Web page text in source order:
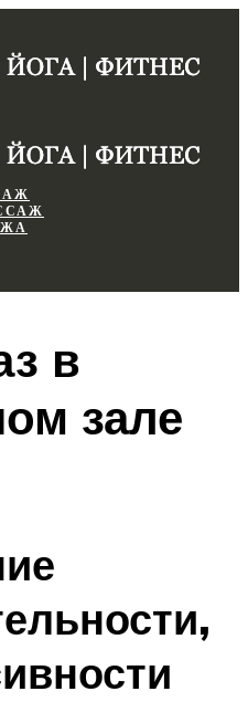
в
зале